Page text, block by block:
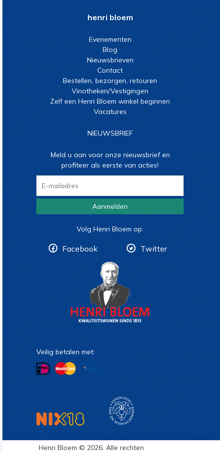
henri bloem
Evenementen
Blog
Nieuwsbrieven
Contact
Bestellen, bezorgen, retouren
Vinotheken/Vestigingen
Zelf een Henri Bloem winkel beginnen
Vacatures
NIEUWSBRIEF
Meld u aan voor onze nieuwsbrief en
profiteer als eerste van acties!
Aanmelden
Volg Henri Bloem op:
Facebook Twitter
Veilig betalen met:
Henri Bloem © 2026. Alle rechten